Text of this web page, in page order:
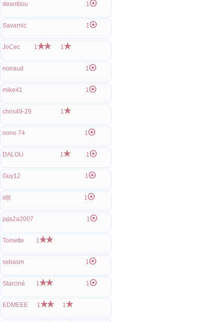
deantilou 1
Savarnic 1
JoCec 1 1
noiraud 1
mike41 1
chris49-29 1
nono 74 1
DALOU 1 1
Guy12 1
atjt 1
jaja2a2007 1
Toinette 1
sebasm 1
Starciné 1 1
EDMEEE 1 1